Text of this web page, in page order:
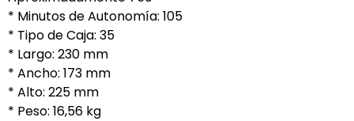
* Minutos de Autonomía: 105
* Tipo de Caja: 35
* Largo: 230 mm
* Ancho: 173 mm
* Alto: 225 mm
* Peso: 16,56 kg